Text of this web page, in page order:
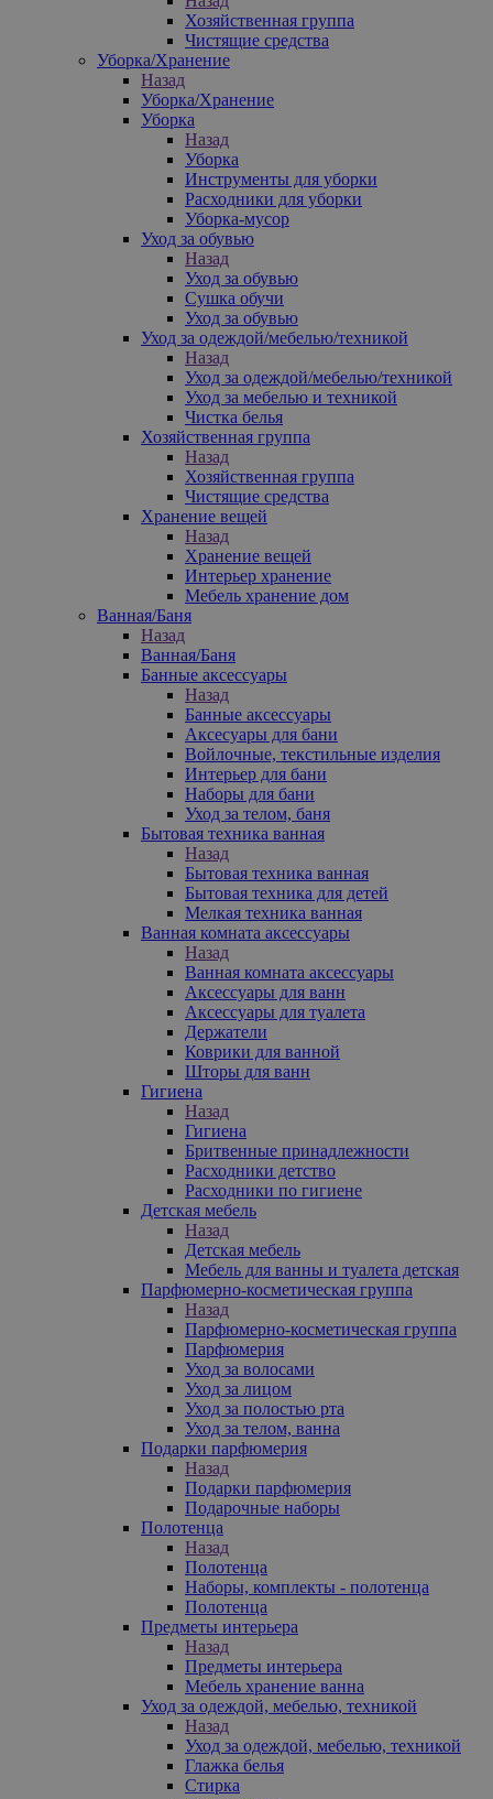
Хозяйственная группа
Чистящие средства
Уборка/Хранение
Назад
Уборка/Хранение
Уборка
Назад
Уборка
Инструменты для уборки
Расходники для уборки
Уборка-мусор
Уход за обувью
Назад
Уход за обувью
Сушка обучи
Уход за обувью
Уход за одеждой/мебелью/техникой
Назад
Уход за одеждой/мебелью/техникой
Уход за мебелью и техникой
Чистка белья
Хозяйственная группа
Назад
Хозяйственная группа
Чистящие средства
Хранение вещей
Назад
Хранение вещей
Интерьер хранение
Мебель хранение дом
Ванная/Баня
Назад
Ванная/Баня
Банные аксессуары
Назад
Банные аксессуары
Аксесуары для бани
Войлочные, текстильные изделия
Интерьер для бани
Наборы для бани
Уход за телом, баня
Бытовая техника ванная
Назад
Бытовая техника ванная
Бытовая техника для детей
Мелкая техника ванная
Ванная комната аксессуары
Назад
Ванная комната аксессуары
Аксессуары для ванн
Аксессуары для туалета
Держатели
Коврики для ванной
Шторы для ванн
Гигиена
Назад
Гигиена
Бритвенные принадлежности
Расходники детство
Расходники по гигиене
Детская мебель
Назад
Детская мебель
Мебель для ванны и туалета детская
Парфюмерно-косметическая группа
Назад
Парфюмерно-косметическая группа
Парфюмерия
Уход за волосами
Уход за лицом
Уход за полостью рта
Уход за телом, ванна
Подарки парфюмерия
Назад
Подарки парфюмерия
Подарочные наборы
Полотенца
Назад
Полотенца
Наборы, комплекты - полотенца
Полотенца
Предметы интерьера
Назад
Предметы интерьера
Мебель хранение ванна
Уход за одеждой, мебелью, техникой
Назад
Уход за одеждой, мебелью, техникой
Глажка белья
Стирка